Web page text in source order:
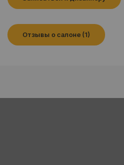
Отзывы о салоне (1)